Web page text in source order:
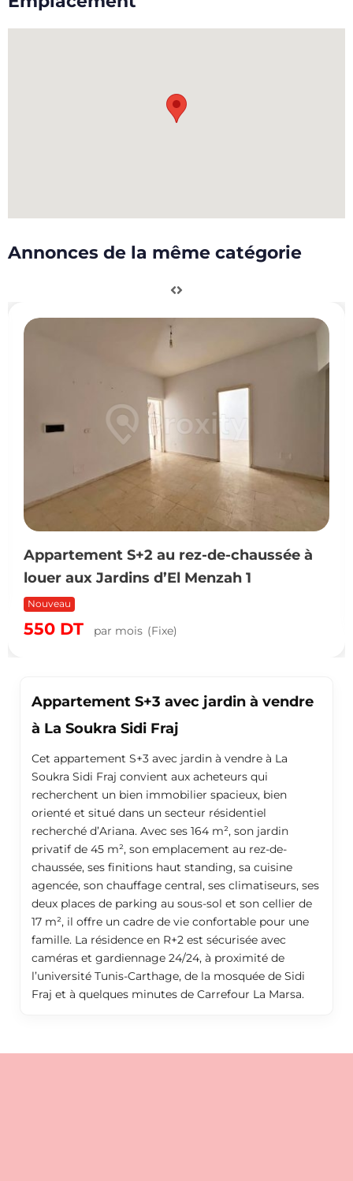
Annonces de la même catégorie
Appartement S+2 au rez-de-chaussée à
louer aux Jardins d’El Menzah 1
Nouveau
550 DT par mois (Fixe)
Appartement S+3 avec jardin à vendre
à La Soukra Sidi Fraj
Cet appartement S+3 avec jardin à vendre à La
Soukra Sidi Fraj convient aux acheteurs qui
recherchent un bien immobilier spacieux, bien
orienté et situé dans un secteur résidentiel
recherché d’Ariana. Avec ses 164 m², son jardin
privatif de 45 m², son emplacement au rez-de-
chaussée, ses finitions haut standing, sa cuisine
agencée, son chauffage central, ses climatiseurs, ses
deux places de parking au sous-sol et son cellier de
17 m², il offre un cadre de vie confortable pour une
famille. La résidence en R+2 est sécurisée avec
caméras et gardiennage 24/24, à proximité de
l’université Tunis-Carthage, de la mosquée de Sidi
Fraj et à quelques minutes de Carrefour La Marsa.